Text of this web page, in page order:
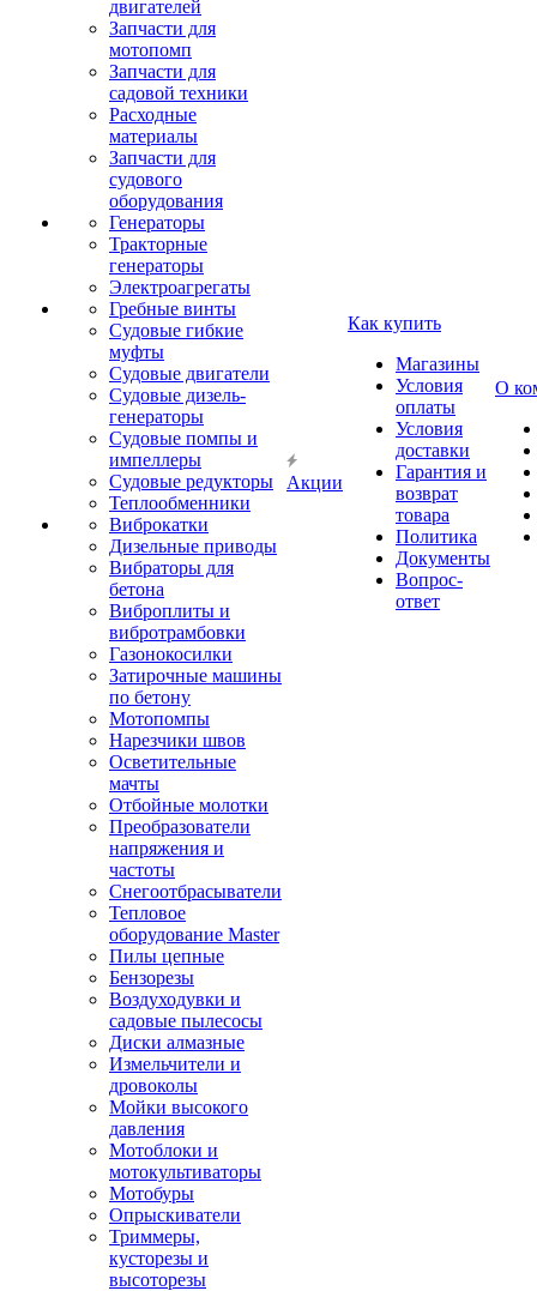
двигателей
Запчасти для
мотопомп
Запчасти для
садовой техники
Расходные
материалы
Запчасти для
судового
оборудования
Генераторы
Тракторные
генераторы
Электроагрегаты
Гребные винты
Судовые гибкие
муфты
Судовые двигатели
Судовые дизель-
генераторы
Судовые помпы и
импеллеры
Судовые редукторы
Теплообменники
Виброкатки
Дизельные приводы
Вибраторы для
бетона
Виброплиты и
вибротрамбовки
Газонокосилки
Затирочные машины
по бетону
Мотопомпы
Нарезчики швов
Осветительные
мачты
Отбойные молотки
Преобразователи
напряжения и
частоты
Снегоотбрасыватели
Тепловое
оборудование Master
Пилы цепные
Бензорезы
Воздуходувки и
садовые пылесосы
Диски алмазные
Измельчители и
дровоколы
Мойки высокого
давления
Мотоблоки и
мотокультиваторы
Мотобуры
Опрыскиватели
Триммеры,
кусторезы и
высоторезы
Акции
Как купить
Магазины
Условия
оплаты
Условия
доставки
Гарантия и
возврат
товара
Политика
Документы
Вопрос-
ответ
О